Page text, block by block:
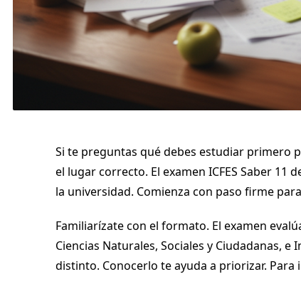
Si te preguntas qué debes estudiar primero
el lugar correcto. El examen ICFES Saber
la universidad. Comienza con paso firme
Familiarízate con el formato. El examen
Ciencias Naturales, Sociales y Ciudadanas,
distinto. Conocerlo te ayuda a priorizar.